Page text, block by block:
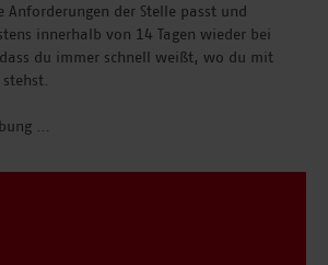
Anforderungen der Stelle passt und
innerhalb von 14 Tagen wieder bei
du immer schnell weißt, wo du mit
…